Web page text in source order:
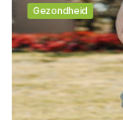
Gezondheid